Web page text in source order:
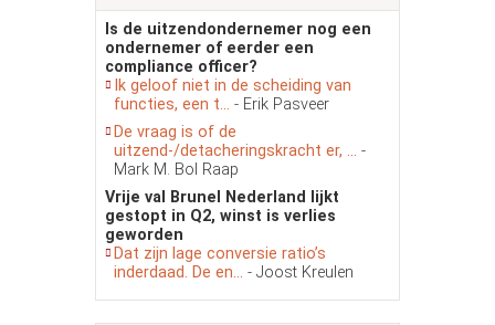
Is de uitzendondernemer nog een
ondernemer of eerder een
compliance officer?
Ik geloof niet in de scheiding van
functies, een t... - Erik Pasveer
De vraag is of de
uitzend-/detacheringskracht er, ... -
Mark M. Bol Raap
Vrije val Brunel Nederland lijkt
gestopt in Q2, winst is verlies
geworden
Dat zijn lage conversie ratio’s
inderdaad. De en... - Joost Kreulen